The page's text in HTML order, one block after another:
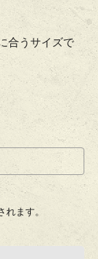
合うサイズで
ます。